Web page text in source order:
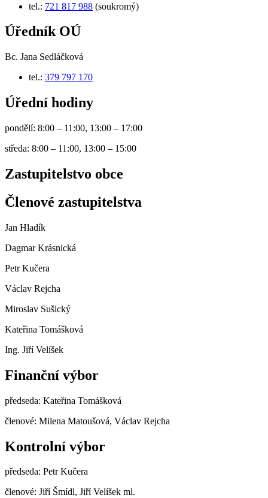
tel.: 721 817 988 (soukromý)
Úředník OÚ
Bc. Jana Sedláčková
tel.: 379 797 170
Úřední hodiny
pondělí: 8:00 – 11:00, 13:00 – 17:00
středa: 8:00 – 11:00, 13:00 – 15:00
Zastupitelstvo obce
Členové zastupitelstva
Jan Hladík
Dagmar Krásnická
Petr Kučera
Václav Rejcha
Miroslav Sušický
Kateřina Tomášková
Ing. Jiří Velíšek
Finanční výbor
předseda: Kateřina Tomášková
členové: Milena Matoušová, Václav Rejcha
Kontrolní výbor
předseda: Petr Kučera
členové: Jiří Šmídl, Jiří Velíšek ml.